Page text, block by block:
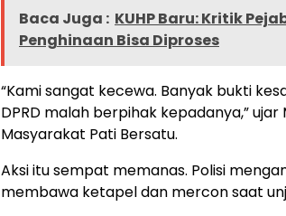
Baca Juga : KUHP Baru: Kritik
Penghinaan Bisa Diproses
“Kami sangat kecewa. Banyak bukti
DPRD malah berpihak kepadanya,”
Masyarakat Pati Bersatu.
Aksi itu sempat memanas. Polisi
membawa ketapel dan mercon saat